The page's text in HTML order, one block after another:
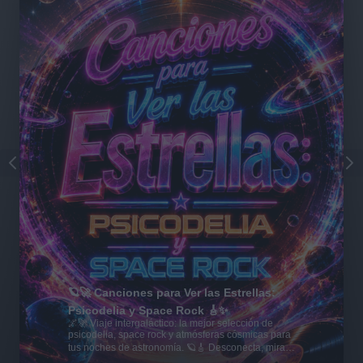
🪐🚀 Canciones para Ver las Estrellas:
Psicodelia y Space Rock 🎸✨
🌌🚀 Viaje intergaláctico: la mejor selección de
psicodelia, space rock y atmósferas cósmicas para
tus noches de astronomía. 🪐🎸 Desconecta, mira